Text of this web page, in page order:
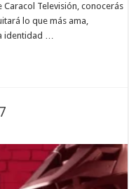
Televisión, conocerás
lo que más ama,
identidad …